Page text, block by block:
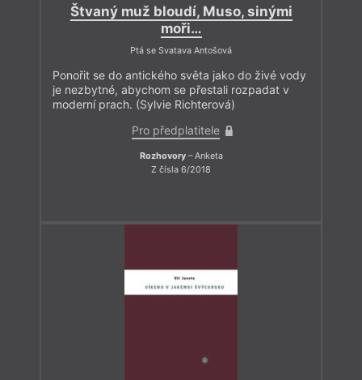
Štvaný muž bloudí, Muso, sinými
moři…
Ptá se Svatava Antošová
Ponořit se do antického světa jako do živé vody
je nezbytné, abychom se přestali rozpadat v
moderní prach. (Sylvie Richterová)
Pro předplatitele
Rozhovory– Anketa
Z čísla 6/2018